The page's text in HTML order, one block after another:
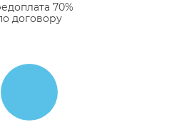
70%
договору